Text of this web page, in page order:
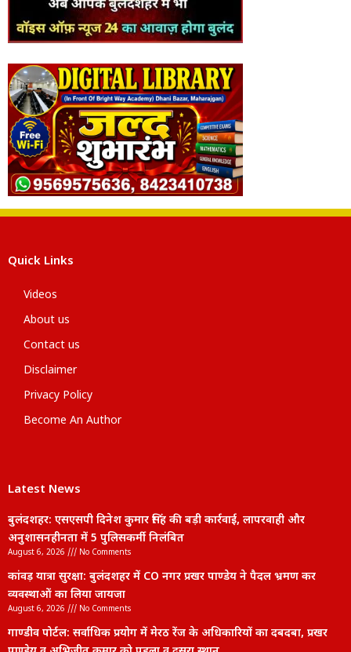
Quick Links
Videos
About us
Contact us
Disclaimer
Privacy Policy
Become An Author
Latest News
बुलंदशहर: एसएसपी दिनेश कुमार सिंह की बड़ी कार्रवाई, लापरवाही और
अनुशासनहीनता में 5 पुलिसकर्मी निलंबित
August 6, 2026 No Comments
कांवड़ यात्रा सुरक्षा: बुलंदशहर में CO नगर प्रखर पाण्डेय ने पैदल भ्रमण कर
व्यवस्थाओं का लिया जायजा
August 6, 2026 No Comments
गाण्डीव पोर्टल: सर्वाधिक प्रयोग में मेरठ रेंज के अधिकारियों का दबदबा, प्रखर